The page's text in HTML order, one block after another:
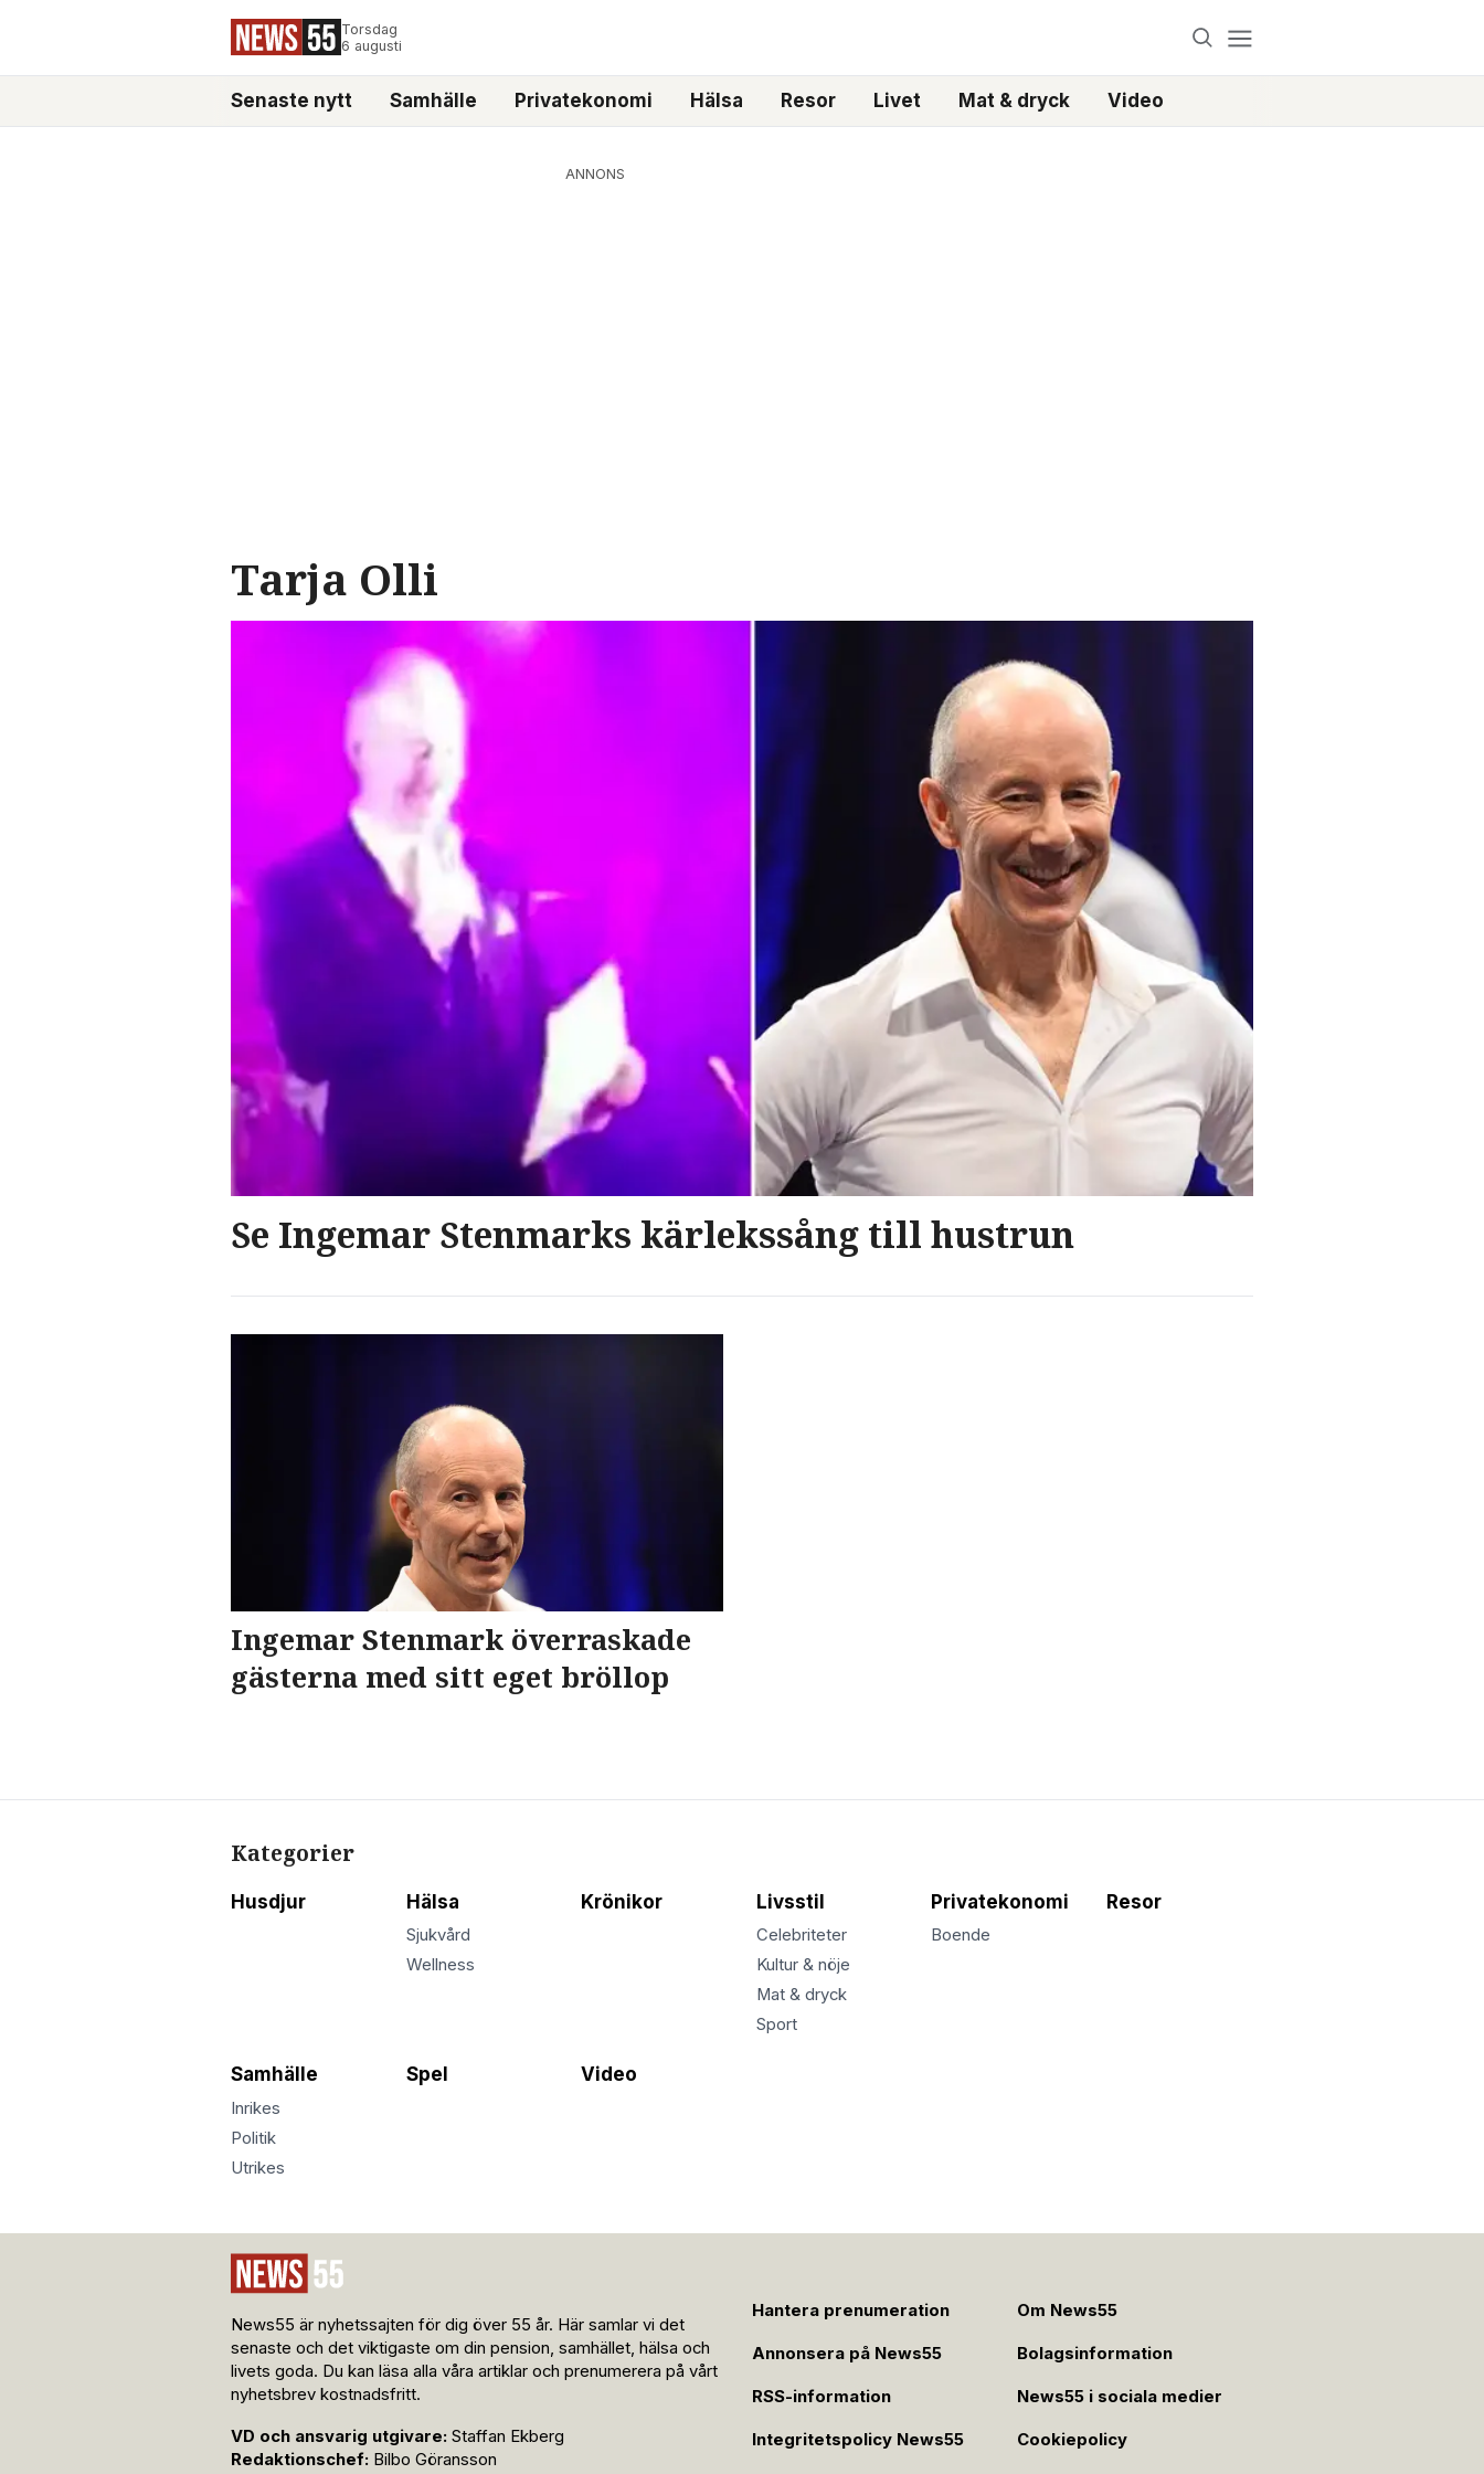
Torsdag
6 augusti
Senaste nytt Samhälle Privatekonomi Hälsa Resor Livet Mat & dryck Video
ANNONS
Tarja Olli
Se Ingemar Stenmarks kärlekssång till hustrun
Ingemar Stenmark överraskade
gästerna med sitt eget bröllop
Kategorier
Husdjur Hälsa
Sjukvård
Wellness
Krönikor Livsstil
Celebriteter
Kultur & nöje
Mat & dryck
Sport
Privatekonomi
Boende
Resor
Samhälle
Inrikes
Politik
Utrikes
Spel Video
News55 är nyhetssajten för dig över 55 år. Här samlar vi det
senaste och det viktigaste om din pension, samhället, hälsa och
livets goda. Du kan läsa alla våra artiklar och prenumerera på vårt
nyhetsbrev kostnadsfritt.
VD och ansvarig utgivare: Staffan Ekberg
Redaktionschef: Bilbo Göransson
Hantera prenumeration Om News55
Annonsera på News55 Bolagsinformation
RSS-information News55 i sociala medier
Integritetspolicy News55 Cookiepolicy